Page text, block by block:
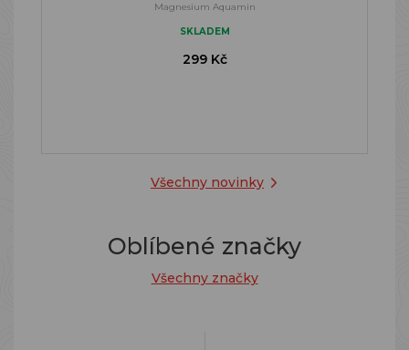
Všechny novinky
Magnesium Aquamin
SKLADEM
299 Kč
Oblíbené značky
Všechny značky